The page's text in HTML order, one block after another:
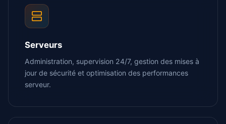
Serveurs
Administration, supervision 24/7, gestion des mises à
jour de sécurité et optimisation des performances
serveur.